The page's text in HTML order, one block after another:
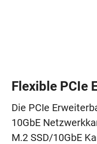
Flexible PCIe
Die PCIe
10GbE
M.2 SSD/10GbE